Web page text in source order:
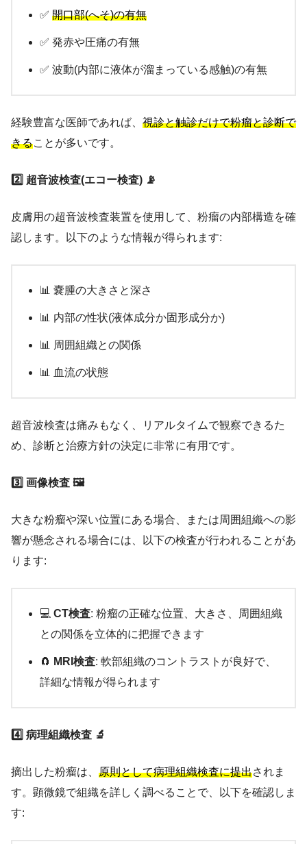
✅ 開口部(へそ)の有無
✅ 発赤や圧痛の有無
✅ 波動(内部に液体が溜まっている感触)の有無
経験豊富な医師であれば、 視診と触診だけで粉瘤と診断で
きることが多いです。
2️⃣ 超音波検査(エコー検査) 📡
皮膚用の超音波検査装置を使用して、粉瘤の内部構造を確
認します。以下のような情報が得られます:
📊 嚢腫の大きさと深さ
📊 内部の性状(液体成分か固形成分か)
📊 周囲組織との関係
📊 血流の状態
超音波検査は痛みもなく、リアルタイムで観察できるた
め、診断と治療方針の決定に非常に有用です。
3️⃣ 画像検査 🖼️
大きな粉瘤や深い位置にある場合、または周囲組織への影
響が懸念される場合には、以下の検査が行われることがあ
ります:
💻 CT検査: 粉瘤の正確な位置、大きさ、周囲組織
との関係を立体的に把握できます
🧲 MRI検査: 軟部組織のコントラストが良好で、
詳細な情報が得られます
4️⃣ 病理組織検査 🔬
摘出した粉瘤は、 原則として病理組織検査に提出されま
す。顕微鏡で組織を詳しく調べることで、以下を確認しま
す: